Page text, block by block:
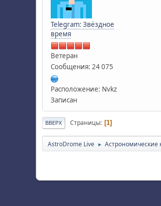
Telegram: Звёздное
время
Ветеран
Сообщения: 24 075
Расположение: Nvkz
Записан
ВВЕРХ Страницы 1
AstroDrome Live ►